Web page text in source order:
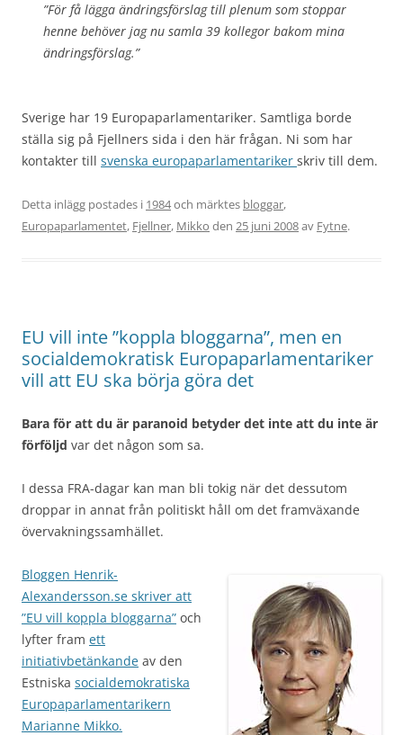
”För få lägga ändringsförslag till plenum som stoppar
henne behöver jag nu samla 39 kollegor bakom mina
ändringsförslag.”
Sverige har 19 Europaparlamentariker. Samtliga borde
ställa sig på Fjellners sida i den här frågan. Ni som har
kontakter till svenska europaparlamentariker skriv till dem.
Detta inlägg postades i 1984och märktes bloggar,
Europaparlamentet, Fjellner, Mikko den 25 juni 2008av Fytne.
EU vill inte ”koppla bloggarna”, men en
socialdemokratisk Europaparlamentariker
vill att EU ska börja göra det
Bara för att du är paranoid betyder det inte att du inte är
förföljd var det någon som sa.
I dessa FRA-dagar kan man bli tokig när det dessutom
droppar in annat från politiskt håll om det framväxande
övervakningssamhället.
Bloggen Henrik-
Alexandersson.se skriver att
”EU vill koppla bloggarna” och
lyfter fram ett
initiativbetänkande av den
Estniska socialdemokratiska
Europaparlamentarikern
Marianne Mikko.